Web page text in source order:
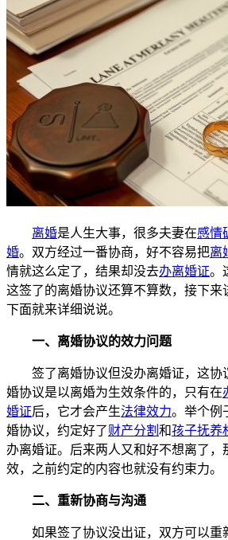
离婚是人生大事，很多夫妻在感情
婚。双方经过一番协商，好不容易把离
情就这么定了，结果却没去办离婚证。
这签了的离婚协议还算不算数，接下来
下面就来详细说说。
一、离婚协议的效力问题
签了离婚协议但没办离婚证，这协
婚协议是以离婚为生效条件的，只有在
婚证后，它才会产生法律效力。举个例
婚协议，约定好了财产分割 和孩子抚养
办离婚证。后来两人又和好不想离了，
效，之前约定的内容也就没有约束力。
二、重新协商与沟通
如果签了协议没出证，双方可以重